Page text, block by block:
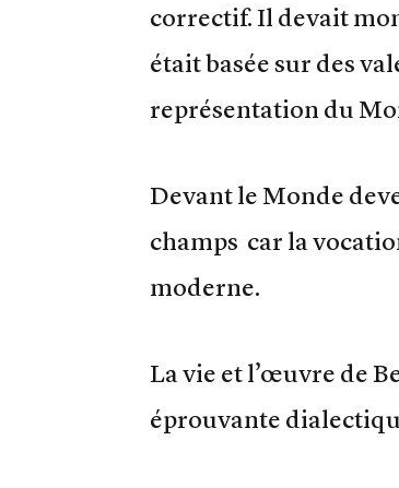
correctif. Il devait
était basée sur des
représentation du
Devant le Monde
champs car la
moderne.
La vie et l’œuvre de
éprouvante